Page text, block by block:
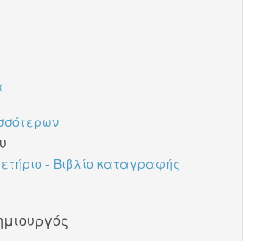
- Βιβλίο καταγραφής